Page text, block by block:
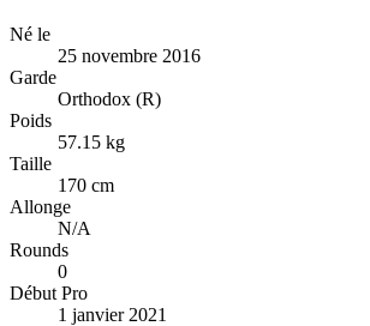
Né le
25 novembre 2016
Garde
Orthodox (R)
Poids
57.15 kg
Taille
170 cm
Allonge
N/A
Rounds
0
Début Pro
1 janvier 2021